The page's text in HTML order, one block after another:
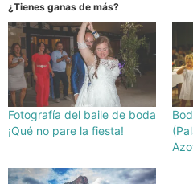
¿Tienes ganas de más?
Fotografía del baile de boda
¡Qué no pare la fiesta!